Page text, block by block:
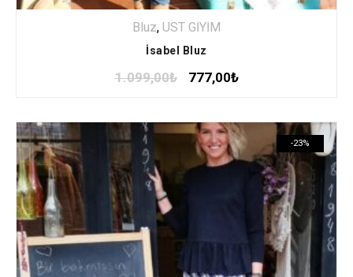
Bluz, ÜST GİYİM
İsabel Bluz
1.099,00₺ 777,00₺
-23%